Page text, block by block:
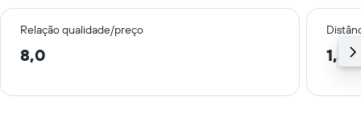
Relação qualidade/preço
8,0 1,3